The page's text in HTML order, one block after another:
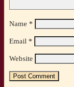
Name *
Email *
Website